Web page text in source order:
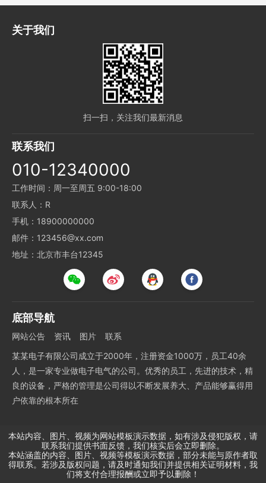
关于我们
扫一扫，关注我们最新消息
联系我们
010-12340000
工作时间：周一至周五 9:00-18:00
联系人：R
手机：18900000000
邮件：123456@xx.com
地址：北京市丰台12345
底部导航
网站公告 资讯 图片
联系
某某电子有限公司成立于2000年，注册资金1000万，员工40余
人，是一家专业做电子电气的公司。优秀的员工，先进的技术，精
良的设备，严格的管理是公司得以不断发展养大、产品能够赢得用
户依靠的根本所在
本站内容、图片、视频为网站模板演示数据，如有涉及侵犯版权，请
联系我们提供书面反馈，我们核实后会立即删除。
本站涵盖的内容、图片、视频等模板演示数据，部分未能与原作者取
得联系。若涉及版权问题，请及时通知我们并提供相关证明材料，我
们将支付合理报酬或立即予以删除！